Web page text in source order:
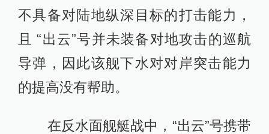
不具备对陆地纵深目标的打击能力，
且 “出云”号并未装备对地攻击的巡航
导弹，因此该舰下水对对岸突击能力
的提高没有帮助。
在反水面舰艇战中，“出云”号携带